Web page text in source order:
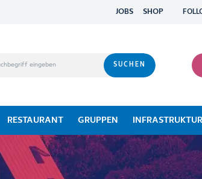
JOBS SHOP
RESTAURANT GRUPPEN INFRASTRUKTUR